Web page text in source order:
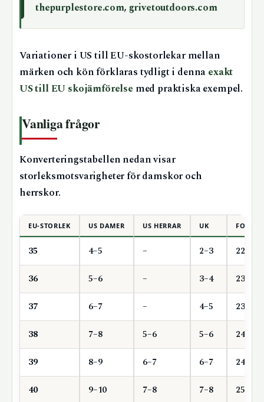
thepurplestore.com, grivetoutdoors.com
Variationer i US till EU-skostorlekar mellan
märken och kön förklaras tydligt i denna exakt
US till EU skojämförelse med praktiska exempel.
Vanliga frågor
Konverteringstabellen nedan visar
storleksmotsvarigheter för damskor och
herrskor.
EU-STORLEK US DAMER US HERRAR UK
35 4–5 – 2–3 225
36 5–6 – 3–4 230
37 6–7 – 4–5 235
38 7–8 5–6 5–6 240
39 8–9 6–7 6–7 246
40 9–10 7–8 7–8 250